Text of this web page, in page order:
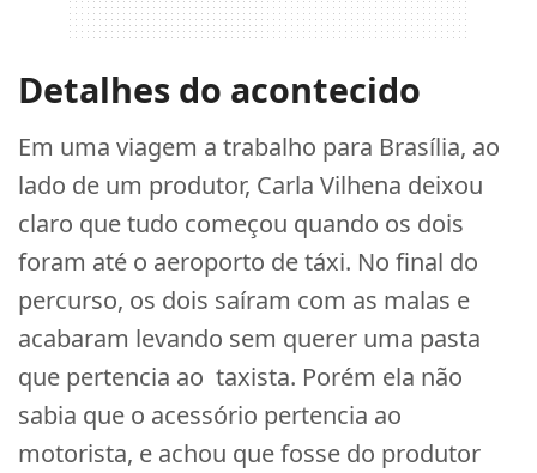
Detalhes do acontecido
Em uma viagem a trabalho para Brasília, ao
lado de um produtor, Carla Vilhena deixou
claro que tudo começou quando os dois
foram até o aeroporto de táxi. No final do
percurso, os dois saíram com as malas e
acabaram levando sem querer uma pasta
que pertencia ao taxista. Porém ela não
sabia que o acessório pertencia ao
motorista, e achou que fosse do produtor